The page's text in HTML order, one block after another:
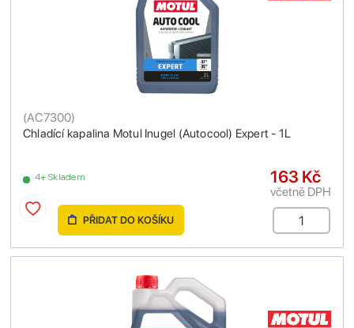
Chladící kapalina Motul Inugel (Autocool) Expert - 1L
(AC7300)
4+ Skladem 163 Kč
včetně DPH
PŘIDAT DO KOŠÍKU